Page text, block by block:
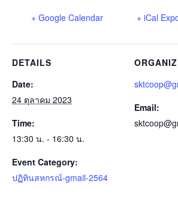
+ Google Calendar + iCal
DETAILS
Date:
24 ตุลาคม 2023
Time:
13:30 น. - 16:30 น.
Event Category:
ปฏิทินสหกรณ์-gmail-2564
Email: